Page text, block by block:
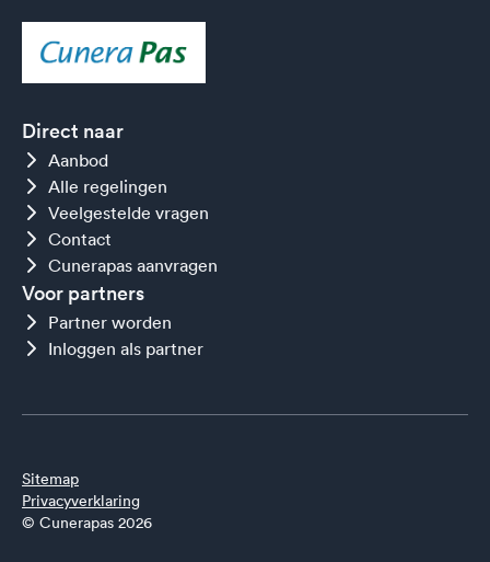
Direct naar
Aanbod
Alle regelingen
Veelgestelde vragen
Contact
Cunerapas aanvragen
Voor partners
Partner worden
Inloggen als partner
Sitemap
Privacyverklaring
© Cunerapas 2026